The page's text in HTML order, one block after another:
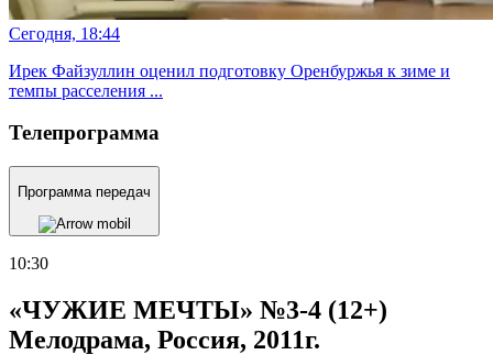
Сегодня, 18:44
Ирек Файзуллин оценил подготовку Оренбуржья к зиме и
темпы расселения ...
Телепрограмма
Программа передач
10:30
«ЧУЖИЕ МЕЧТЫ» №3-4 (12+)
Мелодрама, Россия, 2011г.